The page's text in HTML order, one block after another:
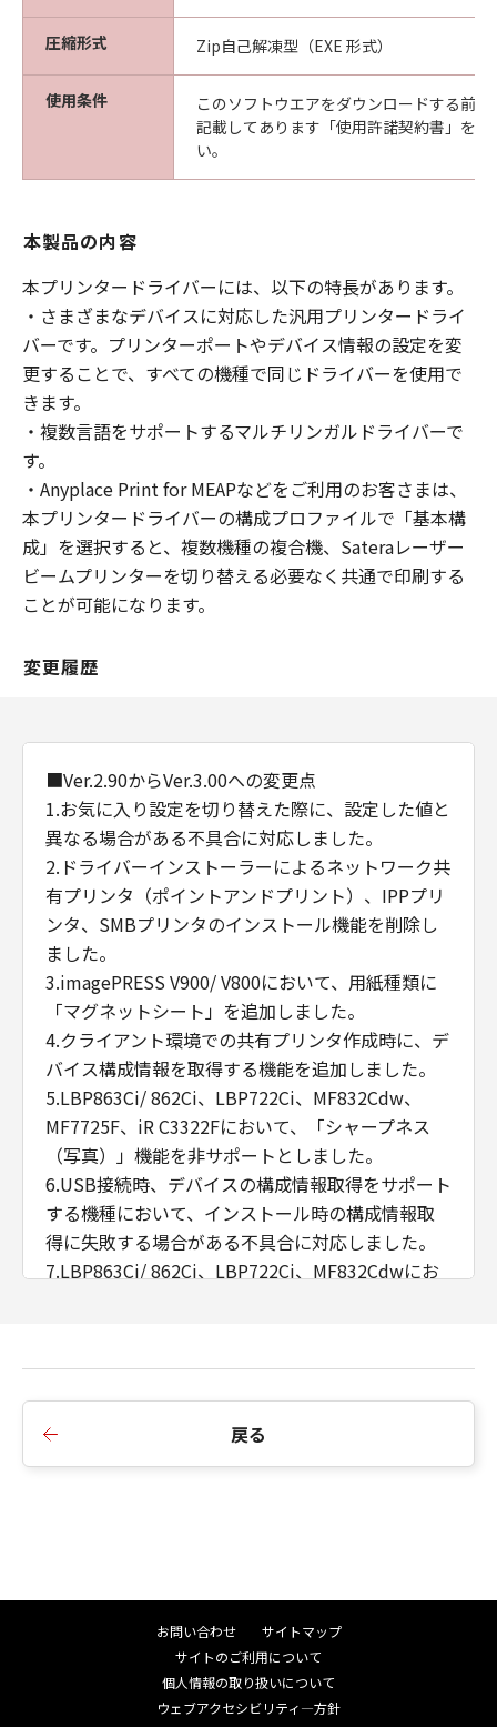
圧縮形式 Zip自己解凍型（EXE 形式）
使用条件
このソフトウエアをダウンロードする前
記載してあります「使用許諾契約書」を
い。
本製品の内容
本プリンタードライバーには、以下の特長があります。
・さまざまなデバイスに対応した汎用プリンタードライ
バーです。プリンターポートやデバイス情報の設定を変
更することで、すべての機種で同じドライバーを使用で
きます。
・複数言語をサポートするマルチリンガルドライバーで
す。
・Anyplace Print for MEAPなどをご利用のお客さまは、
本プリンタードライバーの構成プロファイルで「基本構
成」を選択すると、複数機種の複合機、Sateraレーザー
ビームプリンターを切り替える必要なく共通で印刷する
ことが可能になります。
変更履歴
■Ver.2.90からVer.3.00への変更点
1.お気に入り設定を切り替えた際に、設定した値と
異なる場合がある不具合に対応しました。
2.ドライバーインストーラーによるネットワーク共
有プリンタ（ポイントアンドプリント）、IPPプリ
ンタ、SMBプリンタのインストール機能を削除し
ました。
3.imagePRESS V900/ V800において、用紙種類に
「マグネットシート」を追加しました。
4.クライアント環境での共有プリンタ作成時に、デ
バイス構成情報を取得する機能を追加しました。
5.LBP863Ci/ 862Ci、LBP722Ci、MF832Cdw、
MF7725F、iR C3322Fにおいて、「シャープネス
（写真）」機能を非サポートとしました。
6.USB接続時、デバイスの構成情報取得をサポート
する機種において、インストール時の構成情報取
得に失敗する場合がある不具合に対応しました。
7.LBP863Ci/ 862Ci、LBP722Ci、MF832Cdwにお
反映されない不具合に対応しました。
2.カラー機種において、印刷物の色みを確認するた
4.MF832Cdw、LBP863Ci/ 862Ci、LBP722Ciにお
いて、「カラー印刷時のトナー量補正」機能を追
戻る
お問い合わせ
サイトマップ
サイトのご利用について
個人情報の取り扱いについて
ウェブアクセシビリティ―方針